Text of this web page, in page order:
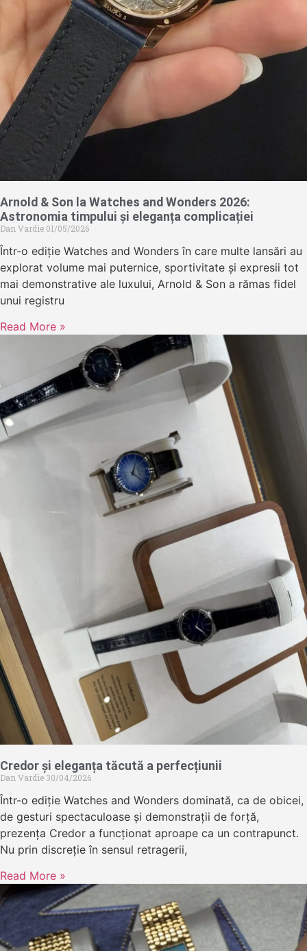
Arnold & Son la Watches and Wonders 2026:
Astronomia timpului și eleganța complicației
Dan Vardie 01/05/2026
Într-o ediție Watches and Wonders în care multe lansări au
explorat volume mai puternice, sportivitate și expresii tot
mai demonstrative ale luxului, Arnold & Son a rămas fidel
unui registru
Read More »
Credor și eleganța tăcută a perfecțiunii
Dan Vardie 30/04/2026
Într-o ediție Watches and Wonders dominată, ca de obicei,
de gesturi spectaculoase și demonstrații de forță,
prezența Credor a funcționat aproape ca un contrapunct.
Nu prin discreție în sensul retragerii,
Read More »